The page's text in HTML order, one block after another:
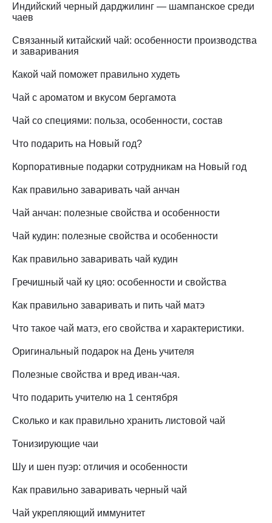
Индийский черный дарджилинг — шампанское среди
чаев
Связанный китайский чай: особенности производства
и заваривания
Какой чай поможет правильно худеть
Чай с ароматом и вкусом бергамота
Чай со специями: польза, особенности, состав
Что подарить на Новый год?
Корпоративные подарки сотрудникам на Новый год
Как правильно заваривать чай анчан
Чай анчан: полезные свойства и особенности
Чай кудин: полезные свойства и особенности
Как правильно заваривать чай кудин
Гречишный чай ку цяо: особенности и свойства
Как правильно заваривать и пить чай матэ
Что такое чай матэ, его свойства и характеристики.
Оригинальный подарок на День учителя
Полезные свойства и вред иван-чая.
Что подарить учителю на 1 сентября
Сколько и как правильно хранить листовой чай
Тонизирующие чаи
Шу и шен пуэр: отличия и особенности
Как правильно заваривать черный чай
Чай укрепляющий иммунитет